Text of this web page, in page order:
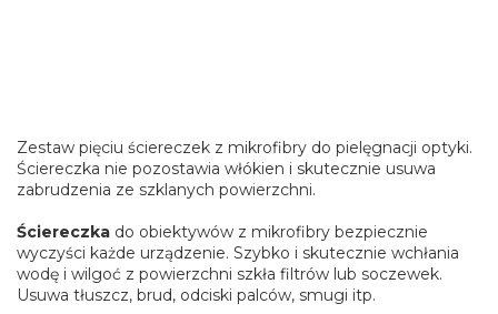
Zestaw pięciu ściereczek z mikrofibry do pielęgnacji optyki.
Ściereczka nie pozostawia włókien i skutecznie usuwa
zabrudzenia ze szklanych powierzchni.
Ściereczka do obiektywów z mikrofibry bezpiecznie
wyczyści każde urządzenie. Szybko i skutecznie wchłania
wodę i wilgoć z powierzchni szkła filtrów lub soczewek.
Usuwa tłuszcz, brud, odciski palców, smugi itp.